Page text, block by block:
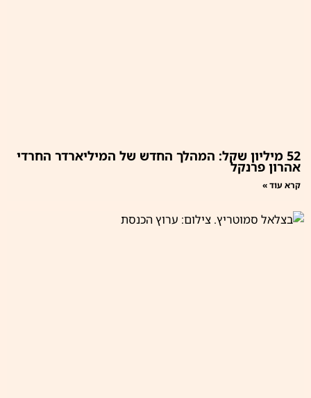
52 מיליון שקל: המהלך החדש של המיליארדר החרדי
אהרון פרנקל
קרא עוד »